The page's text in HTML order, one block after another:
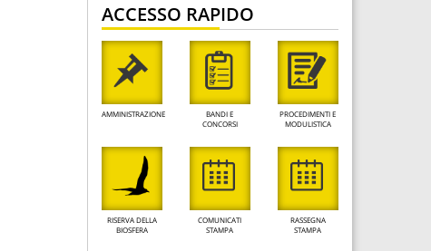
ACCESSO RAPIDO
AMMINISTRAZIONE
BANDI E
CONCORSI
PROCEDIMENTI E
MODULISTICA
RISERVA DELLA
BIOSFERA
COMUNICATI
STAMPA
RASSEGNA
STAMPA